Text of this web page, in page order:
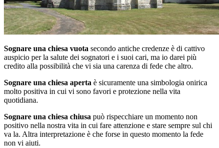
Sognare una chiesa vuota secondo antiche credenze è di cattivo
auspicio per la salute dei sognatori e i suoi cari, ma io darei più
credito alla possibilità che vi sia una carenza di fede che altro.
Sognare una chiesa aperta è sicuramente una simbologia onirica
molto positiva in cui vi sono favori e protezione nella vita
quotidiana.
Sognare una chiesa chiusa può rispecchiare un momento non
positivo nella nostra vita in cui fare attenzione e stare sempre sul chi
va la. Altra interpretazione è che forse in questo momento la fede
non vi aiuti.